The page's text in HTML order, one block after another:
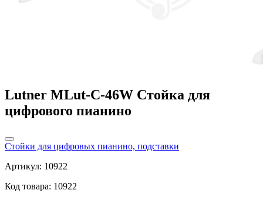
Lutner MLut-C-46W Стойка для
цифрового пианино
Стойки для цифровых пианино, подставки
Артикул: 10922
Код товара: 10922